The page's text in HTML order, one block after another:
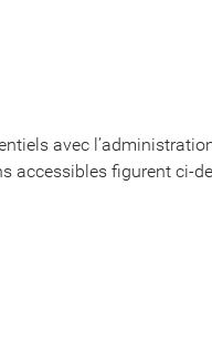
avec
accessibles figurent ci-